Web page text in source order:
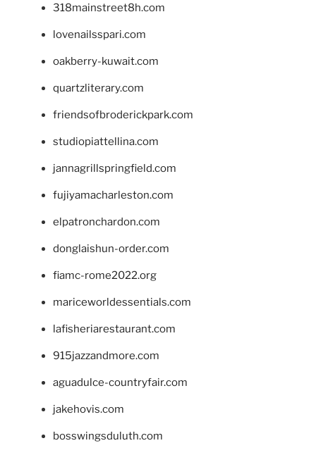
318mainstreet8h.com
lovenailsspari.com
oakberry-kuwait.com
quartzliterary.com
friendsofbroderickpark.com
studiopiattellina.com
jannagrillspringfield.com
fujiyamacharleston.com
elpatronchardon.com
donglaishun-order.com
fiamc-rome2022.org
mariceworldessentials.com
lafisheriarestaurant.com
915jazzandmore.com
aguadulce-countryfair.com
jakehovis.com
bosswingsduluth.com